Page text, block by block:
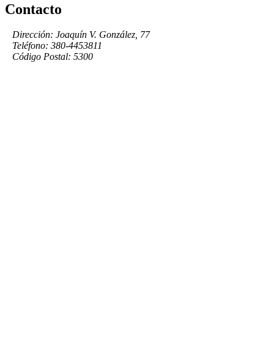
Contacto
Dirección: Joaquín V. González, 77
Teléfono: 380-4453811
Código Postal: 5300